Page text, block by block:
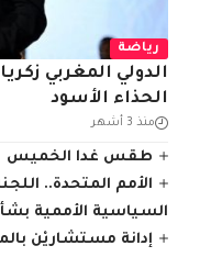
رياضة
الدولي المغربي
الحذاء الأسود
منذ 3 أشهر
طقس غدا الخميس
الأمم المتحدة..
السياسية الأممية
إدانة مستشاريْن